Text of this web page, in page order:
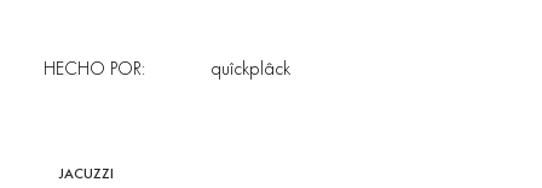
quîckplâck
HECHO POR:
JACUZZI